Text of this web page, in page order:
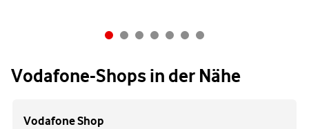
Vodafone-Shops in der Nähe
Vodafone Shop